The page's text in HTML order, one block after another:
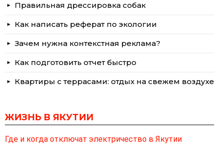
Правильная дрессировка собак
Как написать реферат по экологии
Зачем нужна контекстная реклама?
Как подготовить отчет быстро
Квартиры с террасами: отдых на свежем воздухе
ЖИЗНЬ В ЯКУТИИ
Где и когда отключат электричество в Якутии